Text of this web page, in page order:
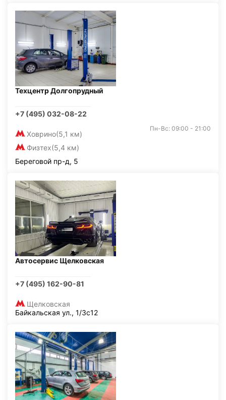
Техцентр Долгопрудный
+7 (495) 032-08-22
Ховрино(5,1 км)
Физтех(5,4 км)
Пн-Вс: 09:00 - 21:00
Береговой пр-д, 5
Автосервис Щелковская
+7 (495) 162-90-81
Щелковская
Байкальская ул., 1/3с12